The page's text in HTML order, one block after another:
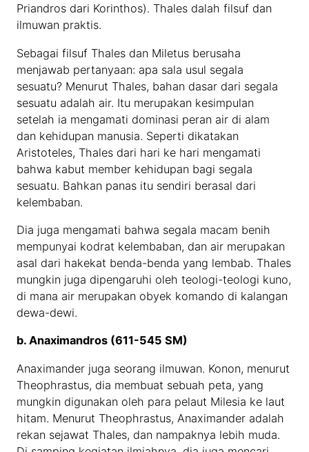
Priandros dari Korinthos). Thales dalah filsuf dan
ilmuwan praktis.
Sebagai filsuf Thales dan Miletus berusaha
menjawab pertanyaan: apa sala usul segala
sesuatu? Menurut Thales, bahan dasar dari segala
sesuatu adalah air. Itu merupakan kesimpulan
setelah ia mengamati dominasi peran air di alam
dan kehidupan manusia. Seperti dikatakan
Aristoteles, Thales dari hari ke hari mengamati
bahwa kabut member kehidupan bagi segala
sesuatu. Bahkan panas itu sendiri berasal dari
kelembaban.
Dia juga mengamati bahwa segala macam benih
mempunyai kodrat kelembaban, dan air merupakan
asal dari hakekat benda-benda yang lembab. Thales
mungkin juga dipengaruhi oleh teologi-teologi kuno,
di mana air merupakan obyek komando di kalangan
dewa-dewi.
b. Anaximandros (611-545 SM)
Anaximander juga seorang ilmuwan. Konon, menurut
Theophrastus, dia membuat sebuah peta, yang
mungkin digunakan oleh para pelaut Milesia ke laut
hitam. Menurut Theophrastus, Anaximander adalah
rekan sejawat Thales, dan nampaknya lebih muda.